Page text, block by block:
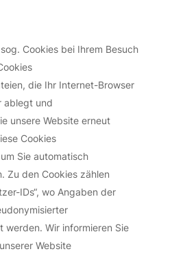
Cookies bei Ihrem Besuch
die Ihr Internet-Browser
ablegt und
unsere Website erneut
Cookies
Sie automatisch
Zu den Cookies zählen
IDs“, wo Angaben der
werden. Wir informieren Sie
Website